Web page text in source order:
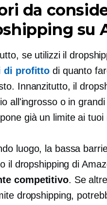
da
su
se utilizzi il
di profitto di quanto
Innanzitutto, il
all'ingrosso o in
già un limite ai
luogo, la bassa
il dropshipping di
competitivo. Se
dropshipping,